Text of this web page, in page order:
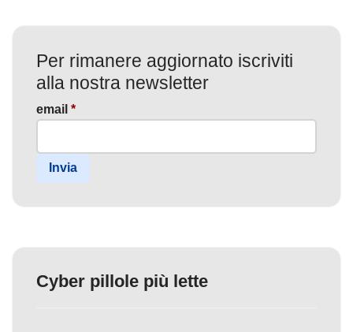
Per rimanere aggiornato iscriviti
alla nostra newsletter
email *
Invia
Cyber pillole più lette